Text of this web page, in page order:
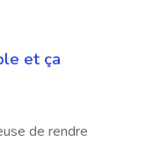
et ça
de rendre